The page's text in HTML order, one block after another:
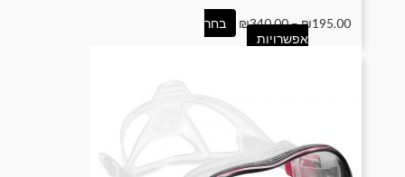
₪195.00
–
₪340.00
בחר
אפשרויות